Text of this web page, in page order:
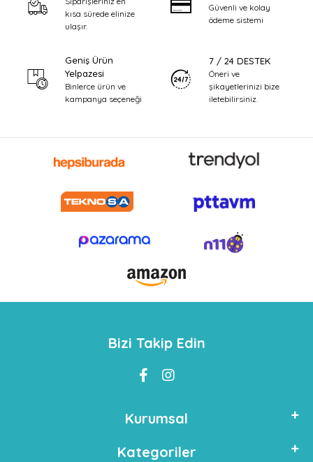
kısa sürede elinize
ulaşır.
Güvenli ve kolay
ödeme sistemi
Geniş Ürün
Yelpazesi
Binlerce ürün ve
kampanya seçeneği
7 / 24 DESTEK
Öneri ve
şikayetlerinizi bize
iletebilirsiniz.
Bizi Takip Edin
Kurumsal
Kategoriler